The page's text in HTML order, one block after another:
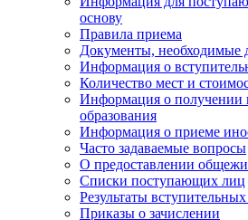
основу
Правила приема
Документы, необходимые
Информация о
Количество мест и
Информация о получении
образования
Информация о приеме
Часто задаваемые вопросы
О предоставлении
Списки поступающих лиц
Результаты
Приказы о зачислении